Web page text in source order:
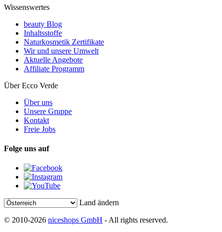
Wissenswertes
beauty Blog
Inhaltsstoffe
Naturkosmetik Zertifikate
Wir und unsere Umwelt
Aktuelle Angebote
Affiliate Programm
Über Ecco Verde
Über uns
Unsere Gruppe
Kontakt
Freie Jobs
Folge uns auf
Land ändern
© 2010-2026 niceshops GmbH - All rights reserved.